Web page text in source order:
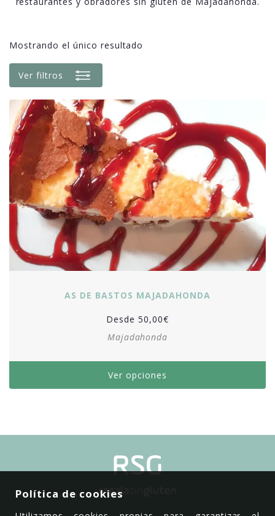
Mostrando el único resultado
Ver filtros
AS DE BASTOS MAJADAHONDA
Desde 50,00€
Majadahonda
Ver opciones
Política de cookies